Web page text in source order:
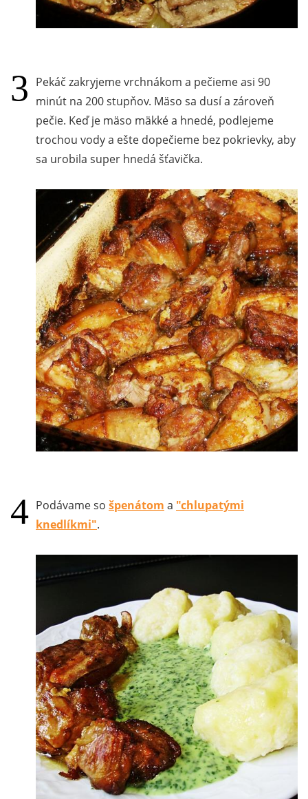
Pekáč zakryjeme vrchnákom a pečieme asi 90
minút na 200 stupňov. Mäso sa dusí a zároveň
pečie. Keď je mäso mäkké a hnedé, podlejeme
trochou vody a ešte dopečieme bez pokrievky, aby
sa urobila super hnedá šťavička.
Podávame so špenátom a "chlupatými
knedlíkmi".